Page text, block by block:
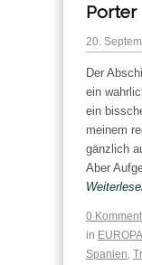
Porter
20.
Der
ein
ein
meinem
gänzlich
Aber
0
in EUROPA
Spanien